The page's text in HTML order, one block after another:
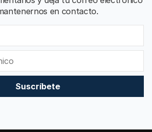
en contacto.
Suscríbete